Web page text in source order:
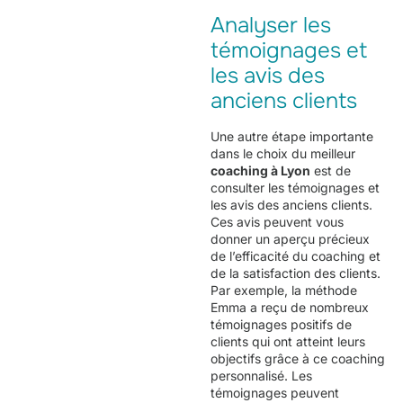
Analyser les
témoignages et
les avis des
anciens clients
Une autre étape importante
dans le choix du meilleur
coaching à Lyon est de
consulter les témoignages et
les avis des anciens clients.
Ces avis peuvent vous
donner un aperçu précieux
de l’efficacité du coaching et
de la satisfaction des clients.
Par exemple, la méthode
Emma a reçu de nombreux
témoignages positifs de
clients qui ont atteint leurs
objectifs grâce à ce coaching
personnalisé. Les
témoignages peuvent